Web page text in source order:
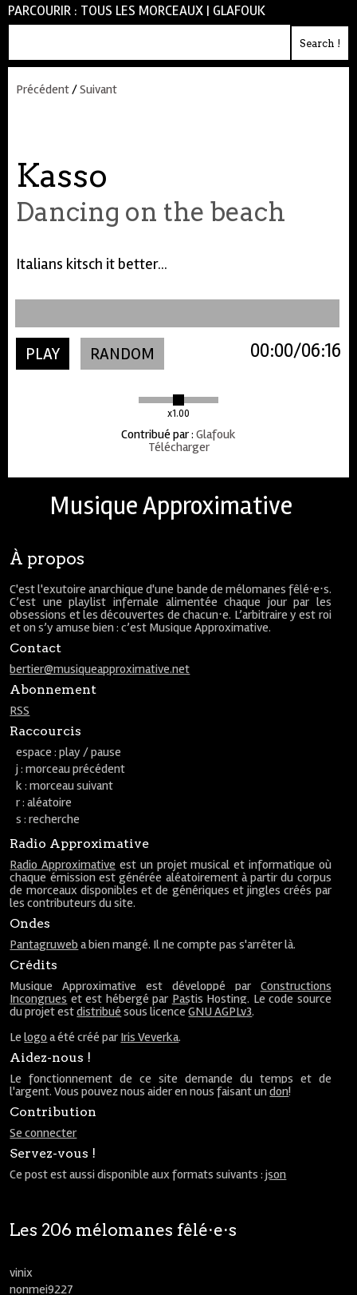
PARCOURIR : TOUS LES MORCEAUX | GLAFOUK
Précédent/Suivant
Kasso
Dancing on the beach
Italians kitsch it better...
PLAY RANDOM
x1.00
06:16
00:00
Contribué par: Glafouk
Télécharger
Musique Approximative
À propos
C'est l'exutoire anarchique d'une bande de mélomanes fêlé⋅e⋅s.
C’est une playlist infernale alimentée chaque jour par les
obsessions et les découvertes de chacun⋅e. L’arbitraire y est roi
et on s’y amuse bien : c’est Musique Approximative.
Contact
bertier@musiqueapproximative.net
Abonnement
RSS
Raccourcis
espace : play / pause
j : morceau précédent
k : morceau suivant
r : aléatoire
s : recherche
Radio Approximative
Radio Approximative est un projet musical et informatique où
chaque émission est générée aléatoirement à partir du corpus
de morceaux disponibles et de génériques et jingles créés par
les contributeurs du site.
Ondes
Pantagruweb a bien mangé. Il ne compte pas s'arrêter là.
Crédits
Musique Approximative est développé par Constructions
Incongrues et est hébergé par Pastis Hosting. Le code source
du projet estdistribué sous licenceGNU AGPLv3.
Lelogo a été créé par Iris Veverka.
Aidez-nous !
Le fonctionnement de ce site demande du temps et de
l'argent. Vous pouvez nous aider en nous faisant undon!
Contribution
Se connecter
Servez-vous !
Ce post est aussi disponible aux formats suivants :json
Les 206 mélomanes fêlé⋅e⋅s
vinix
nonmei9227